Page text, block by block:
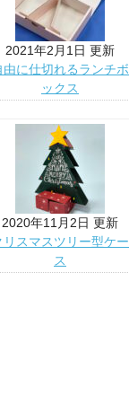
2021年2月1日 更新
由に仕切れるランチボ
ックス
2020年11月2日 更新
リスマスツリー型ケー
ス